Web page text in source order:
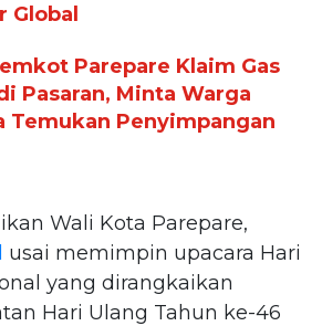
Global
Parepare Klaim Gas
Pasaran, Minta Warga
Temukan Penyimpangan
Wali Kota Parepare,
usai memimpin upacara Hari
yang dirangkaikan
Hari Ulang Tahun ke-46